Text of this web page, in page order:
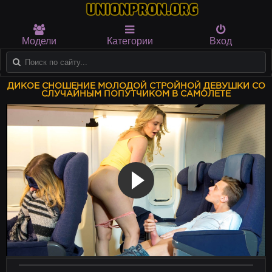
Модели Категории Вход
ДИКОЕ СНОШЕНИЕ МОЛОДОЙ СТРОЙНОЙ ДЕВУШКИ СО
СЛУЧАЙНЫМ ПОПУТЧИКОМ В САМОЛЕТЕ